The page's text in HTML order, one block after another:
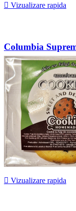
 Vizualizare rapida
Columbia
69,25 lei
 Vizualizare rapida